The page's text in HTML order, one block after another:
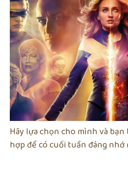
Hãy lựa chọn cho mình và
hợp để có cuối tuần đáng nhớ